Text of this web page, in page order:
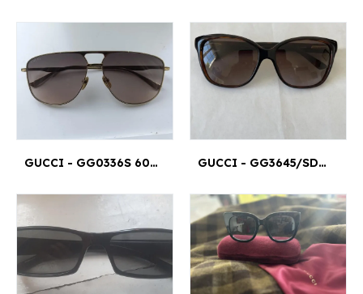
GUCCI - GG0336S 60¤13 GUCCI - GG3645/SDWJHA 56¤15